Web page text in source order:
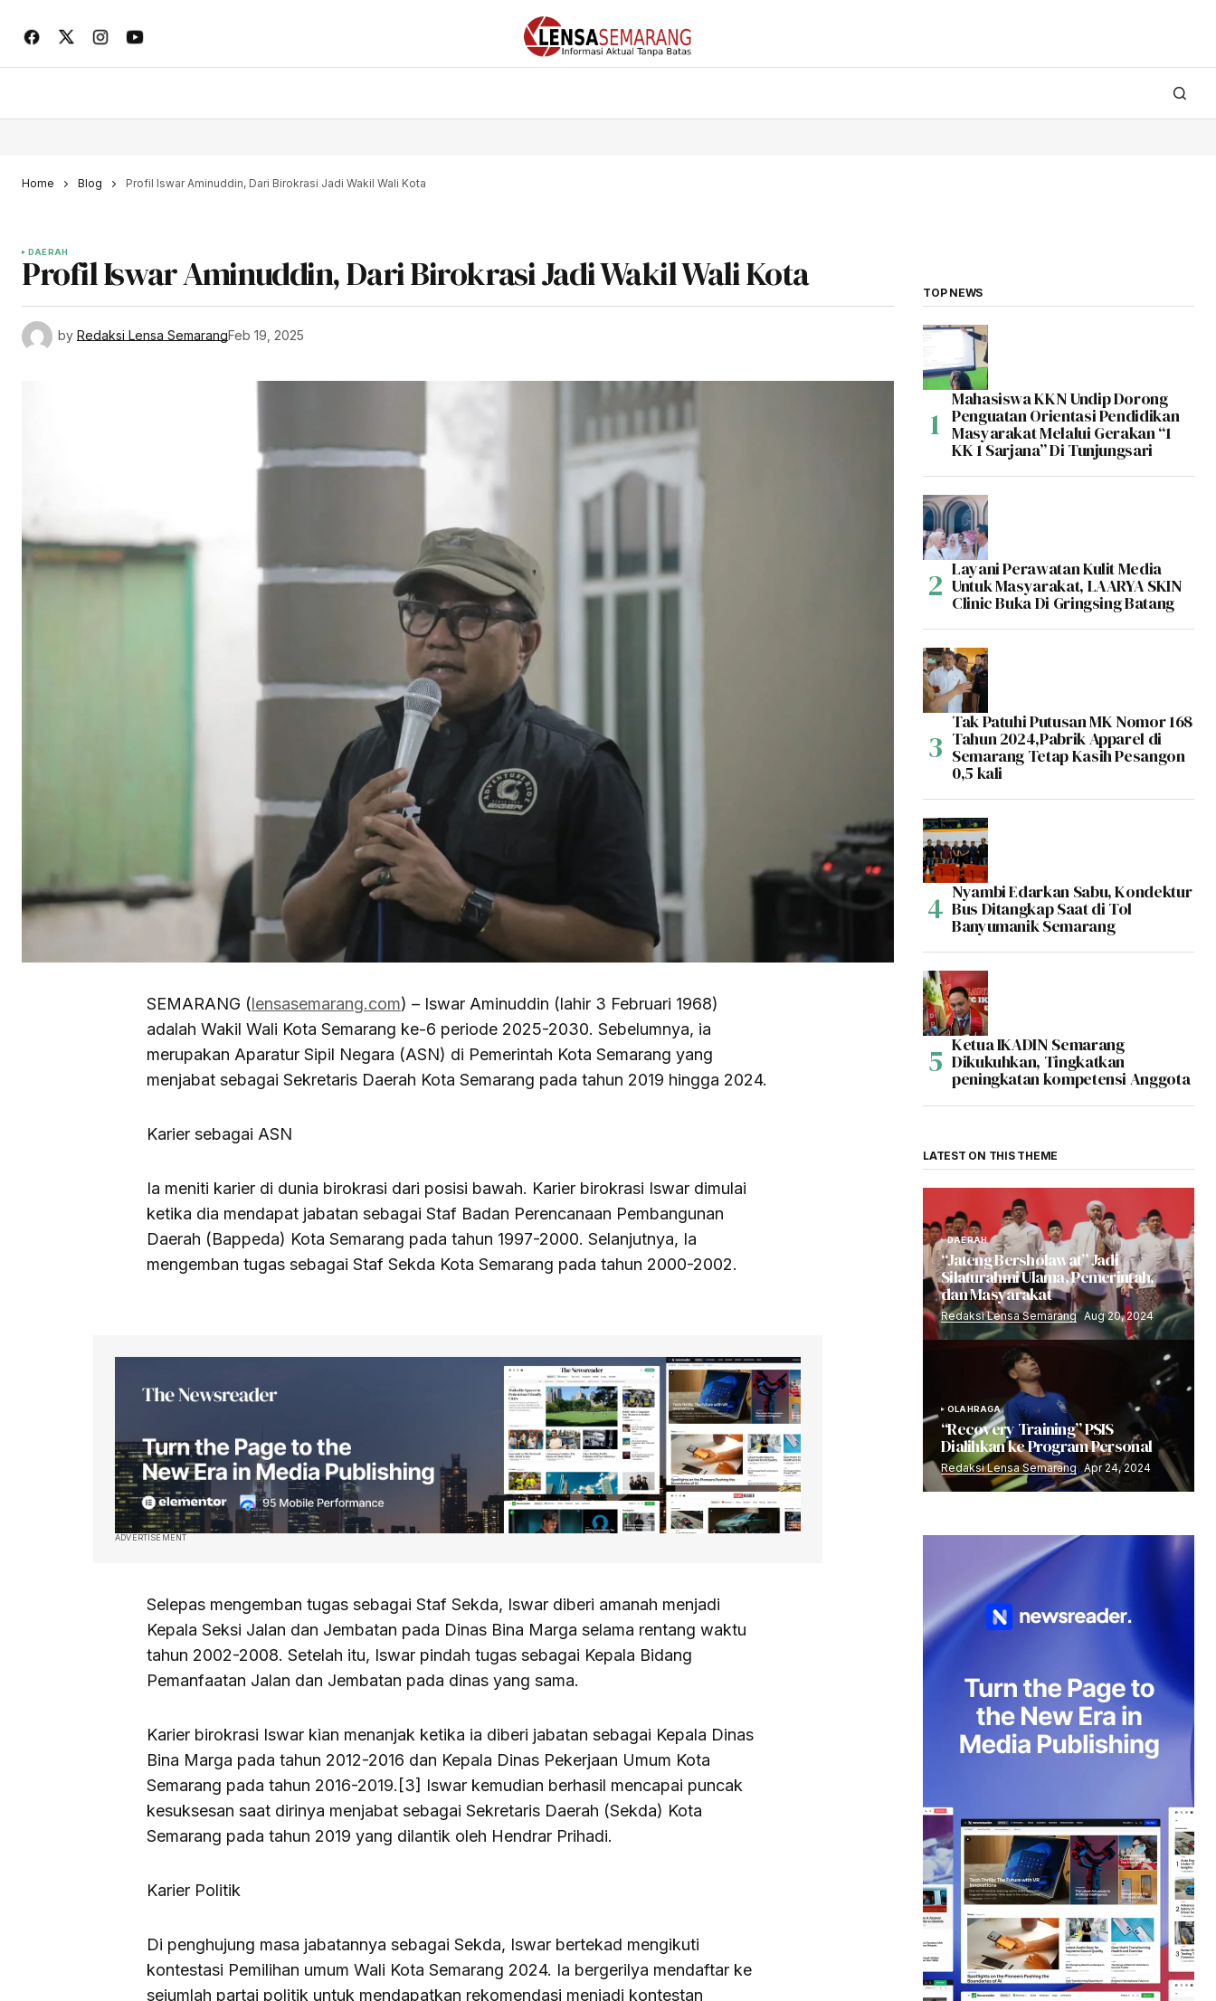
Home Blog Profil Iswar Aminuddin, Dari Birokrasi Jadi Wakil Wali Kota
DAERAH
Profil Iswar Aminuddin, Dari Birokrasi Jadi Wakil Wali Kota
by Redaksi Lensa SemarangFeb 19, 2025
SEMARANG (lensasemarang.com) – Iswar Aminuddin (lahir 3 Februari 1968)
adalah Wakil Wali Kota Semarang ke-6 periode 2025-2030. Sebelumnya, ia
merupakan Aparatur Sipil Negara (ASN) di Pemerintah Kota Semarang yang
menjabat sebagai Sekretaris Daerah Kota Semarang pada tahun 2019 hingga 2024.
Karier sebagai ASN
Ia meniti karier di dunia birokrasi dari posisi bawah. Karier birokrasi Iswar dimulai
ketika dia mendapat jabatan sebagai Staf Badan Perencanaan Pembangunan
Daerah (Bappeda) Kota Semarang pada tahun 1997-2000. Selanjutnya, Ia
mengemban tugas sebagai Staf Sekda Kota Semarang pada tahun 2000-2002.
ADVERTISEMENT
Selepas mengemban tugas sebagai Staf Sekda, Iswar diberi amanah menjadi
Kepala Seksi Jalan dan Jembatan pada Dinas Bina Marga selama rentang waktu
tahun 2002-2008. Setelah itu, Iswar pindah tugas sebagai Kepala Bidang
Pemanfaatan Jalan dan Jembatan pada dinas yang sama.
Karier birokrasi Iswar kian menanjak ketika ia diberi jabatan sebagai Kepala Dinas
Bina Marga pada tahun 2012-2016 dan Kepala Dinas Pekerjaan Umum Kota
Semarang pada tahun 2016-2019.[3] Iswar kemudian berhasil mencapai puncak
kesuksesan saat dirinya menjabat sebagai Sekretaris Daerah (Sekda) Kota
Semarang pada tahun 2019 yang dilantik oleh Hendrar Prihadi.
Karier Politik
Di penghujung masa jabatannya sebagai Sekda, Iswar bertekad mengikuti
kontestasi Pemilihan umum Wali Kota Semarang 2024. Ia bergerilya mendaftar ke
sejumlah partai politik untuk mendapatkan rekomendasi menjadi kontestan
TOP NEWS
Mahasiswa KKN Undip Dorong
Penguatan Orientasi Pendidikan
Masyarakat Melalui Gerakan “1
KK 1 Sarjana” Di Tunjungsari
Layani Perawatan Kulit Media
Untuk Masyarakat, LAARYA SKIN
Clinic Buka Di Gringsing Batang
Tak Patuhi Putusan MK Nomor 168
Tahun 2024,Pabrik Apparel di
Semarang Tetap Kasih Pesangon
0,5 kali
Nyambi Edarkan Sabu, Kondektur
Bus Ditangkap Saat di Tol
Banyumanik Semarang
Ketua IKADIN Semarang
Dikukuhkan, Tingkatkan
peningkatan kompetensi Anggota
LATEST ON THIS THEME
DAERAH
“Jateng Bersholawat” Jadi
Silaturahmi Ulama, Pemerintah,
dan Masyarakat
Redaksi Lensa Semarang Aug 20, 2024
OLAHRAGA
“Recovery Training” PSIS
Dialihkan ke Program Personal
Redaksi Lensa Semarang Apr 24, 2024